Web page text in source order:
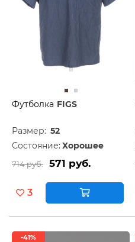
Футболка FIGS
Размер: 52
Состояние: Хорошее
714 руб. 571 руб.
3
-41%